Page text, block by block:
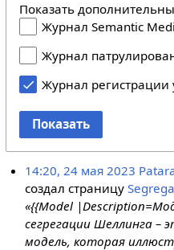
Показать
Журнал Semantic
Журнал
Журнал регистрации
Показать
14:20, 24 мая 2023
создал страницу
«{{Model
сегрегации Шеллинга –
модель, которая